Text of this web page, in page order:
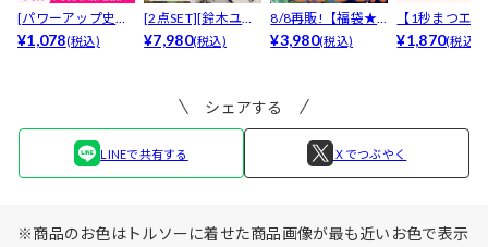
[パワーアップ史上
最強5倍盛りアップ
¥1,078(税込)
[2点SET][鈴木ユリ
ア(baby)...
¥7,980(税込)
8/8再販!【福袋★
ブラセット3点
¥3,980(税込)
【1秒まつエ
リュームタイ
¥1,870(税込)
シェアする
LINEで共有する Ｘでつぶやく
※商品のお色はトルソーに着せた商品画像が最も近いお色で表示